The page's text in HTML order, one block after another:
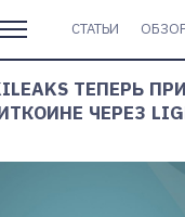
СТАТЬИ
ТЕПЕРЬ
ЧЕРЕЗ